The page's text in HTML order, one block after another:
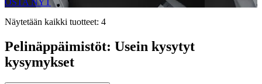
OSTA NYT
Näytetään kaikki tuotteet: 4
Pelinäppäimistöt: Usein kysytyt
kysymykset